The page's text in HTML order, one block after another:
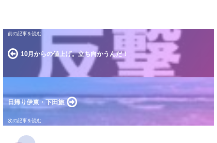
10月からの値上げ。立ち向かうんだ！
日帰り伊東・下田旅